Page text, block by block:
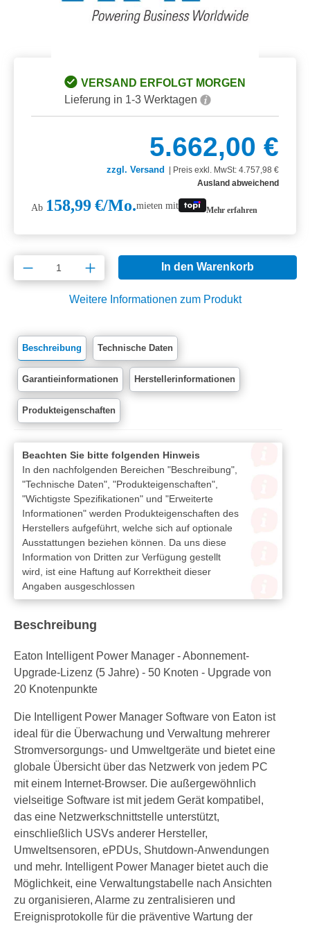
VERSAND ERFOLGT MORGEN
Lieferung in 1-3 Werktagen
5.662,00 €
zzgl. Versand | Preis exkl. MwSt: 4.757,98 €
Ausland abweichend
Ab 158,99 €/Mo.mieten mit Mehr erfahren
Produkt Anzahl: Gib den gewünschten
In den Warenkorb
Weitere Informationen zum Produkt
Beschreibung Technische Daten
Garantieinformationen Herstellerinformationen
Produkteigenschaften
Beachten Sie bitte folgenden Hinweis
In den nachfolgenden Bereichen "Beschreibung",
"Technische Daten", "Produkteigenschaften",
"Wichtigste Spezifikationen" und "Erweiterte
Informationen" werden Produkteigenschaften des
Herstellers aufgeführt, welche sich auf optionale
Ausstattungen beziehen können. Da uns diese
Information von Dritten zur Verfügung gestellt
wird, ist eine Haftung auf Korrektheit dieser
Angaben ausgeschlossen
Beschreibung
Eaton Intelligent Power Manager - Abonnement-
Upgrade-Lizenz (5 Jahre) - 50 Knoten - Upgrade von
20 Knotenpunkte
Die Intelligent Power Manager Software von Eaton ist
ideal für die Überwachung und Verwaltung mehrerer
Stromversorgungs- und Umweltgeräte und bietet eine
globale Übersicht über das Netzwerk von jedem PC
mit einem Internet-Browser. Die außergewöhnlich
vielseitige Software ist mit jedem Gerät kompatibel,
das eine Netzwerkschnittstelle unterstützt,
einschließlich USVs anderer Hersteller,
Umweltsensoren, ePDUs, Shutdown-Anwendungen
und mehr. Intelligent Power Manager bietet auch die
Möglichkeit, eine Verwaltungstabelle nach Ansichten
zu organisieren, Alarme zu zentralisieren und
Ereignisprotokolle für die präventive Wartung der